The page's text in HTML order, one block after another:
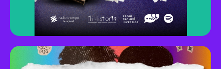
Una serie especial de Radio Trompo que
cuenta lo que se viven los y las jóvenes
Descubrir